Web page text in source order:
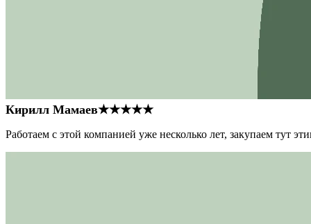
Кирилл Мамаев★★★★★
Работаем с этой компанией уже несколько лет, закупаем тут